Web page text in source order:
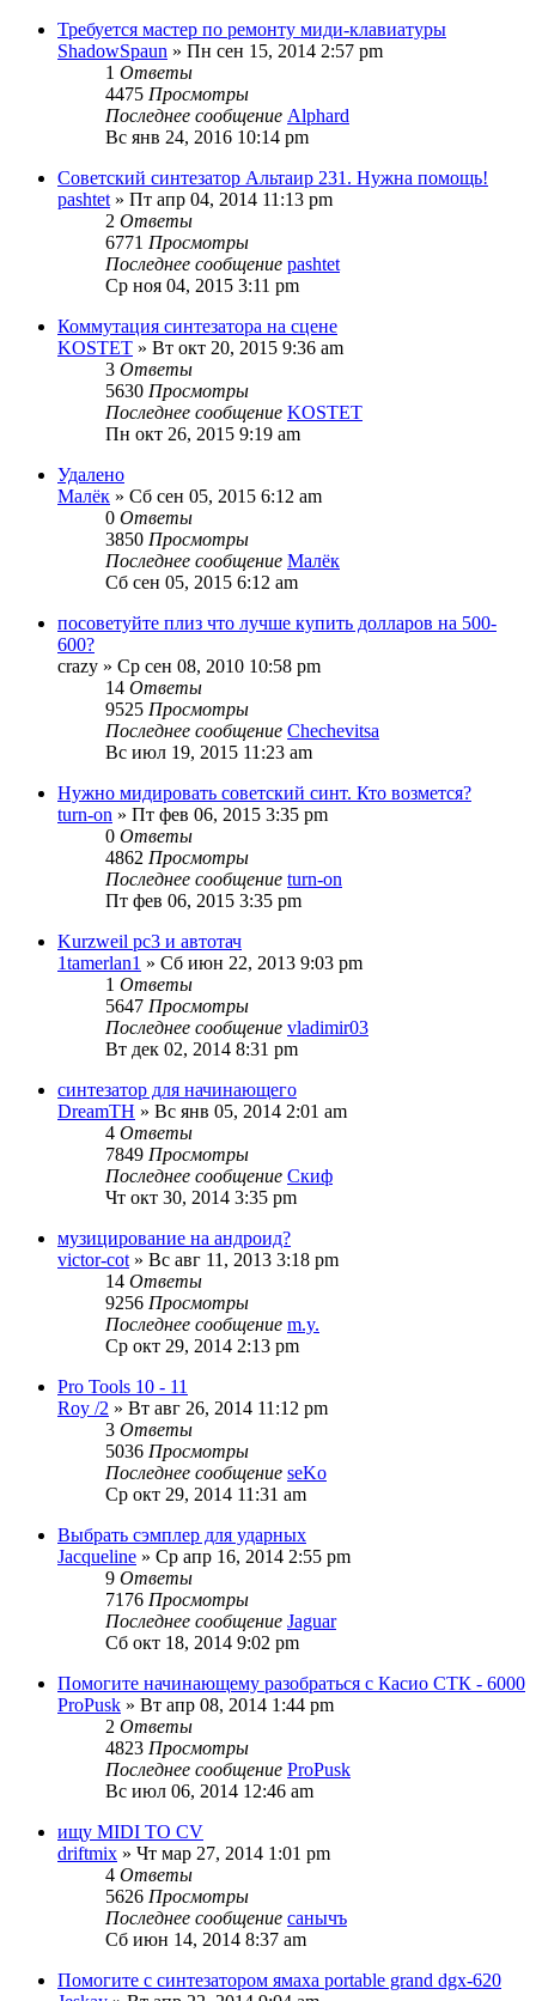
Требуется мастер по ремонту миди-клавиатуры
ShadowSpaun » Пн сен 15, 2014 2:57 pm
1 Ответы
4475 Просмотры
Последнее сообщение Alphard
Вс янв 24, 2016 10:14 pm
Советский синтезатор Альтаир 231. Нужна помощь!
pashtet » Пт апр 04, 2014 11:13 pm
2 Ответы
6771 Просмотры
Последнее сообщение pashtet
Ср ноя 04, 2015 3:11 pm
Коммутация синтезатора на сцене
KOSTET » Вт окт 20, 2015 9:36 am
3 Ответы
5630 Просмотры
Последнее сообщение KOSTET
Пн окт 26, 2015 9:19 am
Удалено
Малёк » Сб сен 05, 2015 6:12 am
0 Ответы
3850 Просмотры
Последнее сообщение Малёк
Сб сен 05, 2015 6:12 am
посоветуйте плиз что лучше купить долларов на 500-
600?
crazy » Ср сен 08, 2010 10:58 pm
14 Ответы
9525 Просмотры
Последнее сообщение Chechevitsa
Вс июл 19, 2015 11:23 am
Нужно мидировать советский синт. Кто возмется?
turn-on » Пт фев 06, 2015 3:35 pm
0 Ответы
4862 Просмотры
Последнее сообщение turn-on
Пт фев 06, 2015 3:35 pm
Kurzweil pc3 и автотач
1tamerlan1 » Сб июн 22, 2013 9:03 pm
1 Ответы
5647 Просмотры
Последнее сообщение vladimir03
Вт дек 02, 2014 8:31 pm
синтезатор для начинающего
DreamTH » Вс янв 05, 2014 2:01 am
4 Ответы
7849 Просмотры
Последнее сообщение Скиф
Чт окт 30, 2014 3:35 pm
музицирование на андроид?
victor-cot » Вс авг 11, 2013 3:18 pm
14 Ответы
9256 Просмотры
Последнее сообщение m.y.
Ср окт 29, 2014 2:13 pm
Pro Tools 10 - 11
Roy /2 » Вт авг 26, 2014 11:12 pm
3 Ответы
5036 Просмотры
Последнее сообщение seKo
Ср окт 29, 2014 11:31 am
Выбрать сэмплер для ударных
Jacqueline » Ср апр 16, 2014 2:55 pm
9 Ответы
7176 Просмотры
Последнее сообщение Jaguar
Сб окт 18, 2014 9:02 pm
Помогите начинающему разобраться с Касио СТК - 6000
ProPusk » Вт апр 08, 2014 1:44 pm
2 Ответы
4823 Просмотры
Последнее сообщение ProPusk
Вс июл 06, 2014 12:46 am
ищу MIDI TO CV
driftmix » Чт мар 27, 2014 1:01 pm
4 Ответы
5626 Просмотры
Последнее сообщение санычъ
Сб июн 14, 2014 8:37 am
Помогите с синтезатором ямаха portable grand dgx-620